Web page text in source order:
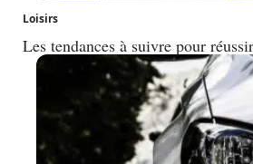
Loisirs
Les tendances à suivre pour